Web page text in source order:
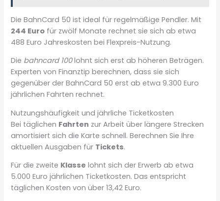
Die BahnCard 50 ist ideal für regelmäßige Pendler. Mit
244 Euro für zwölf Monate rechnet sie sich ab etwa
488 Euro Jahreskosten bei Flexpreis-Nutzung.
Die bahncard 100lohnt sich erst ab höheren Beträgen.
Experten von Finanztip berechnen, dass sie sich
gegenüber der BahnCard 50 erst ab etwa 9.300 Euro
jährlichen Fahrten rechnet.
Nutzungshäufigkeit und jährliche Ticketkosten
Bei täglichen Fahrten zur Arbeit über längere Strecken
amortisiert sich die Karte schnell. Berechnen Sie Ihre
aktuellen Ausgaben für Tickets.
Für die zweite Klasse lohnt sich der Erwerb ab etwa
5.000 Euro jährlichen Ticketkosten. Das entspricht
täglichen Kosten von über 13,42 Euro.